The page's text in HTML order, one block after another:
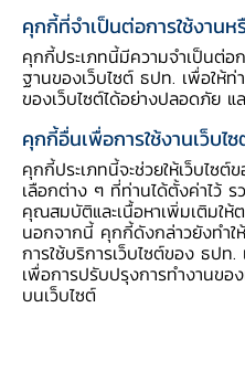
ความช่วยเหลือ
ติดต่อเรา
อีเมลติดต่อ ธปท.
คุกกี้ที่จำเป็นต่อการใช้งานห
คุกกี้ประเภทนี้มีความจำเป็นต่อ
ฐานของเว็บไซต์ ธปท. เพื่อให้ท่
ของเว็บไซต์ได้อย่างปลอดภัย แ
คุกกี้อื่นเพื่อการใช้งานเว็บไ
คุกกี้ประเภทนี้จะช่วยให้เว็บไซ
เลือกต่าง ๆ ที่ท่านได้ตั้งค่าไว้ ร
คุณสมบัติและเนื้อหาเพิ่มเติมให้
นอกจากนี้ คุกกี้ดังกล่าวยังทำใ
การใช้บริการเว็บไซต์ของ ธปท.
เพื่อการปรับปรุงการทำงานขอ
บนเว็บไซต์